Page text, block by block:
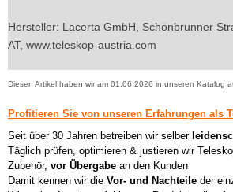
Hersteller: Lacerta GmbH, Schönbrunner
AT, www.teleskop-austria.com
Diesen Artikel haben wir am 01.06.2026 in unseren Katalog
Profitieren Sie von unseren Erfahrungen als
Seit über 30 Jahren betreiben wir selber
Täglich prüfen, optimieren & justieren wir
Zubehör, vor Übergabe an den Kunden
Damit kennen wir die Vor- und Nachteile der